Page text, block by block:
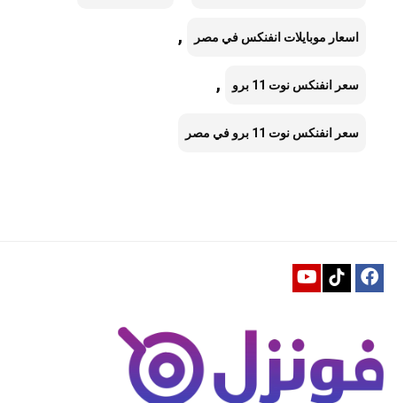
اسعار موبايلات انفنكس في مصر ,
سعر انفنكس نوت 11 برو ,
سعر انفنكس نوت 11 برو في مصر